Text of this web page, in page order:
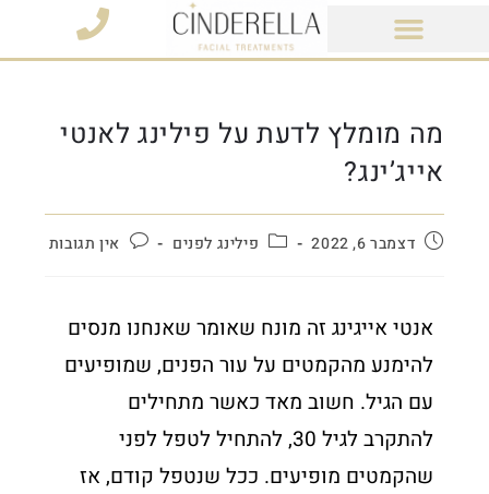
מה מומלץ לדעת על פילינג לאנטי
אייג’ינג?
דצמבר 6, 2022 פילינג לפנים אין תגובות
אנטי אייגינג זה מונח שאומר שאנחנו מנסים
להימנע מהקמטים על עור הפנים, שמופיעים
עם הגיל. חשוב מאד כאשר מתחילים
להתקרב לגיל 30, להתחיל לטפל לפני
שהקמטים מופיעים. ככל שנטפל קודם, אז